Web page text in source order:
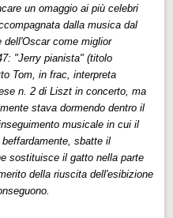
un omaggio ai più celebri
dalla musica dal
come miglior
"Jerry pianista" (titolo
Tom, in frac, interpreta
n. 2 di Liszt in concerto, ma
stava dormendo dentro il
musicale in cui il
sbatte il
sostituisce il gatto nella parte
della riuscita dell'esibizione